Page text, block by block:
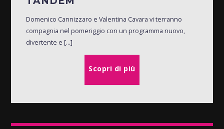
Domenico Cannizzaro e Valentina Cavara vi terranno
compagnia nel pomeriggio con un programma nuovo,
divertente e [...]
Scopri di più